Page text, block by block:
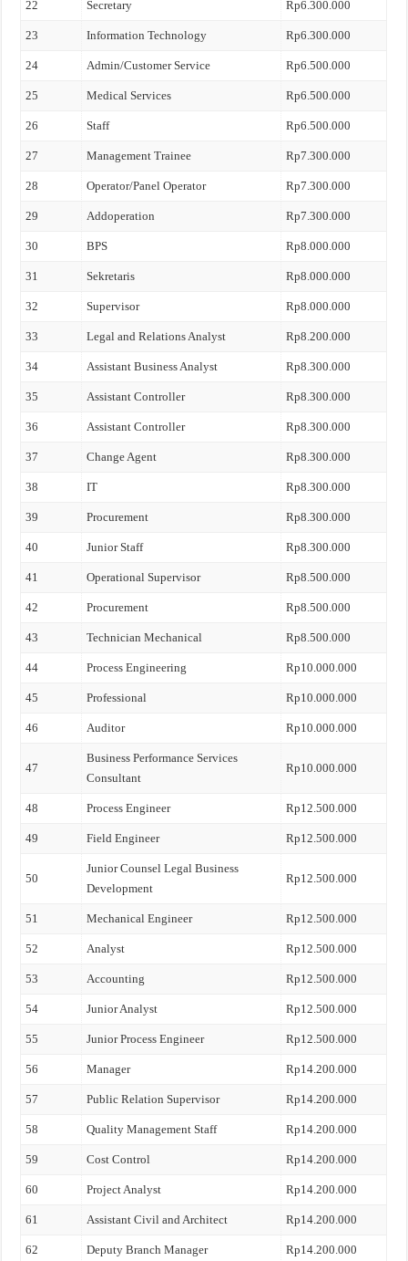
22 Secretary Rp6.300.000
23 Information Technology Rp6.300.000
24 Admin/Customer Service Rp6.500.000
25 Medical Services Rp6.500.000
26 Staff Rp6.500.000
27 Management Trainee Rp7.300.000
28 Operator/Panel Operator Rp7.300.000
29 Addoperation Rp7.300.000
30 BPS Rp8.000.000
31 Sekretaris Rp8.000.000
32 Supervisor Rp8.000.000
33 Legal and Relations Analyst Rp8.200.000
34 Assistant Business Analyst Rp8.300.000
35 Assistant Controller Rp8.300.000
36 Assistant Controller Rp8.300.000
37 Change Agent Rp8.300.000
38 IT Rp8.300.000
39 Procurement Rp8.300.000
40 Junior Staff Rp8.300.000
41 Operational Supervisor Rp8.500.000
42 Procurement Rp8.500.000
43 Technician Mechanical Rp8.500.000
44 Process Engineering Rp10.000.000
45 Professional Rp10.000.000
46 Auditor Rp10.000.000
47
Business Performance Services
Consultant
Rp10.000.000
48 Process Engineer Rp12.500.000
49 Field Engineer Rp12.500.000
50
Junior Counsel Legal Business
Development
Rp12.500.000
51 Mechanical Engineer Rp12.500.000
52 Analyst Rp12.500.000
53 Accounting Rp12.500.000
54 Junior Analyst Rp12.500.000
55 Junior Process Engineer Rp12.500.000
56 Manager Rp14.200.000
57 Public Relation Supervisor Rp14.200.000
58 Quality Management Staff Rp14.200.000
59 Cost Control Rp14.200.000
60 Project Analyst Rp14.200.000
61 Assistant Civil and Architect Rp14.200.000
62 Deputy Branch Manager Rp14.200.000